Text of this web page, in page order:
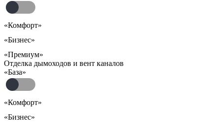
«Комфорт»
«Бизнес»
«Премиум»
Отделка дымоходов и вент каналов
«База»
«Комфорт»
«Бизнес»